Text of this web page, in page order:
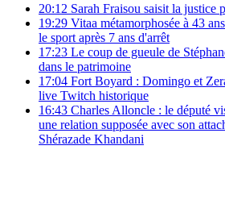
20:12 Sarah Fraisou saisit la justice
19:29 Vitaa métamorphosée à 43
le sport après 7 ans d'arrêt
17:23 Le coup de gueule de
dans le patrimoine
17:04 Fort Boyard : Domingo et
live Twitch historique
16:43 Charles Alloncle : le député
une relation supposée avec son
Shérazade Khandani